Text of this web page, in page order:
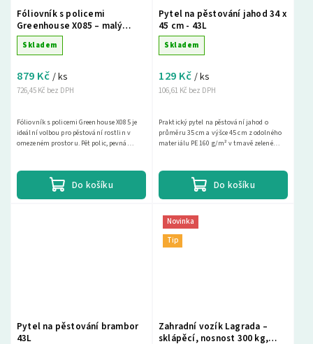
Fóliovník s policemi
Greenhouse X085 – malý
zahradní fóliovník, 200 x 70 x
50 cm
Skladem
726,45 Kč bez DPH
879 Kč / ks
Do košíku
Fóliovník s policemi Greenhouse X085 je
ideální volbou pro pěstování rostlin v
omezeném prostoru. Pět polic, pevná
Pytel na pěstování jahod 34 x
45 cm - 43L
Skladem
106,61 Kč bez DPH
129 Kč / ks
Do košíku
Praktický pytel na pěstování jahod o
průměru 35 cm a výšce 45 cm z odolného
materiálu PE 160 g/m² v tmavě zelené
Pytel na pěstování brambor
43L
Novinka
Tip
Zahradní vozík Lagrada –
sklápěcí, nosnost 300 kg,